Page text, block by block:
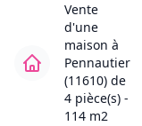
Vente
d'une
maison à
Pennautier
(11610) de
4 pièce(s) -
114 m2